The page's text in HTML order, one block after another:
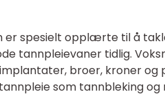
spesielt opplærte til å
tannpleievaner tidlig.
broer, kroner og
som tannbleking